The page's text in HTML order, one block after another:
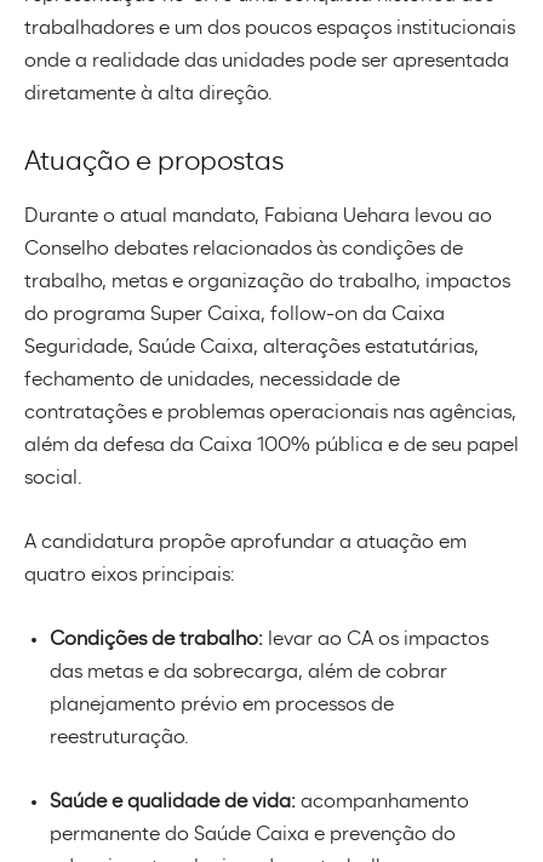
trabalhadores e um dos poucos espaços institucionais
onde a realidade das unidades pode ser apresentada
diretamente à alta direção.
Atuação e propostas
Durante o atual mandato, Fabiana Uehara levou ao
Conselho debates relacionados às condições de
trabalho, metas e organização do trabalho, impactos
do programa Super Caixa, follow-on da Caixa
Seguridade, Saúde Caixa, alterações estatutárias,
fechamento de unidades, necessidade de
contratações e problemas operacionais nas agências,
além da defesa da Caixa 100% pública e de seu papel
social.
A candidatura propõe aprofundar a atuação em
quatro eixos principais:
Condições de trabalho: levar ao CA os impactos
das metas e da sobrecarga, além de cobrar
planejamento prévio em processos de
reestruturação.
Saúde e qualidade de vida: acompanhamento
permanente do Saúde Caixa e prevenção do